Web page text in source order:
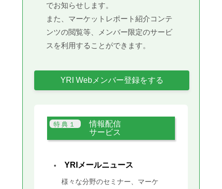
でお知らせします。
また、マーケットレポート紹介コンテ
ンツの閲覧等、メンバー限定のサービ
スを利用することができます。
YRI Webメンバー登録をする
情報配信
サービス
YRIメールニュース
様々な分野のセミナー、マーケ